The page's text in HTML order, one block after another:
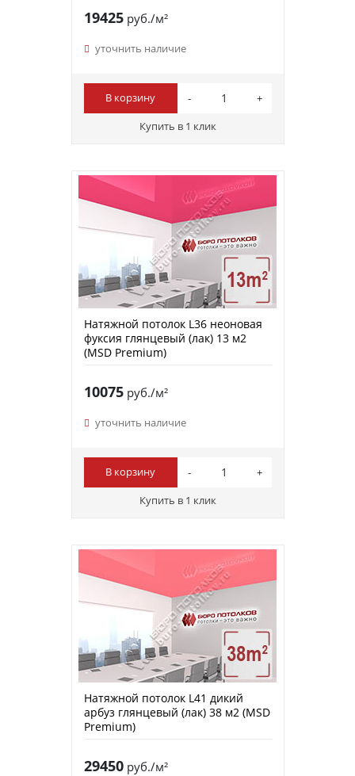
19425руб./м²
уточнить наличие
В корзину
Купить в 1 клик
Натяжной потолок L36 неоновая
фуксия глянцевый (лак) 13 м2
(MSD Premium)
10075руб./м²
уточнить наличие
В корзину
Купить в 1 клик
Натяжной потолок L41 дикий
арбуз глянцевый (лак) 38 м2 (MSD
Premium)
29450руб./м²